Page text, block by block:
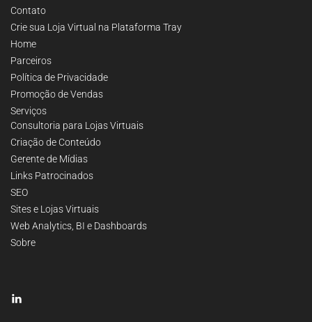
Contato
Crie sua Loja Virtual na Plataforma Tray
Home
Parceiros
Política de Privacidade
Promoção de Vendas
Serviços
Consultoria para Lojas Virtuais
Criação de Conteúdo
Gerente de Mídias
Links Patrocinados
SEO
Sites e Lojas Virtuais
Web Analytics, BI e Dashboards
Sobre